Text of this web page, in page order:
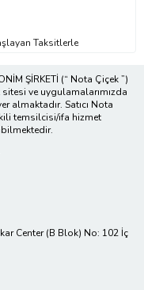
Taksitlerle
ŞİRKETİ (“ Nota Çiçek ”)
ve uygulamalarımızda
almaktadır. Satıcı Nota
temsilcisi/ifa hizmet
Center (B Blok) No: 102 İç